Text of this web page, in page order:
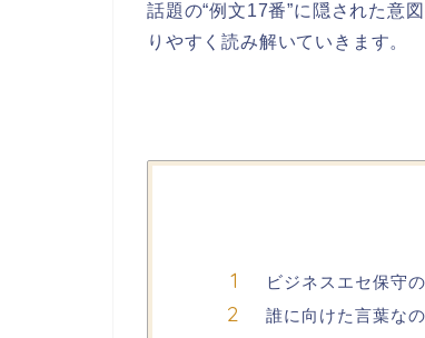
話題の“例文17番”に隠された意
りやすく読み解いていきます。
ビジネスエセ保守
誰に向けた言葉な